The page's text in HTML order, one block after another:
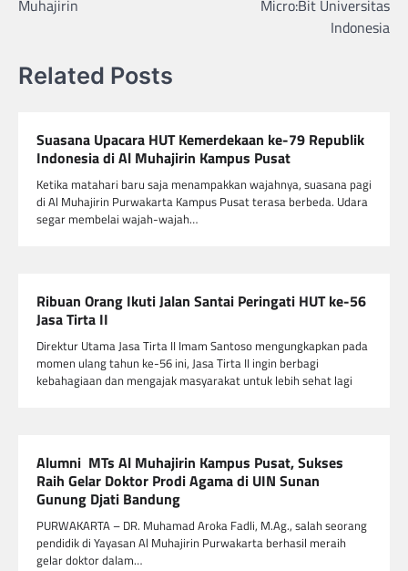
Muhajirin
Micro:Bit Universitas
Indonesia
Related Posts
Suasana Upacara HUT Kemerdekaan ke-79 Republik
Indonesia di Al Muhajirin Kampus Pusat
Ketika matahari baru saja menampakkan wajahnya, suasana pagi
di Al Muhajirin Purwakarta Kampus Pusat terasa berbeda. Udara
segar membelai wajah-wajah…
Ribuan Orang Ikuti Jalan Santai Peringati HUT ke-56
Jasa Tirta II
Direktur Utama Jasa Tirta II Imam Santoso mengungkapkan pada
momen ulang tahun ke-56 ini, Jasa Tirta II ingin berbagi
kebahagiaan dan mengajak masyarakat untuk lebih sehat lagi
Alumni MTs Al Muhajirin Kampus Pusat, Sukses
Raih Gelar Doktor Prodi Agama di UIN Sunan
Gunung Djati Bandung
PURWAKARTA – DR. Muhamad Aroka Fadli, M.Ag., salah seorang
pendidik di Yayasan Al Muhajirin Purwakarta berhasil meraih
gelar doktor dalam…